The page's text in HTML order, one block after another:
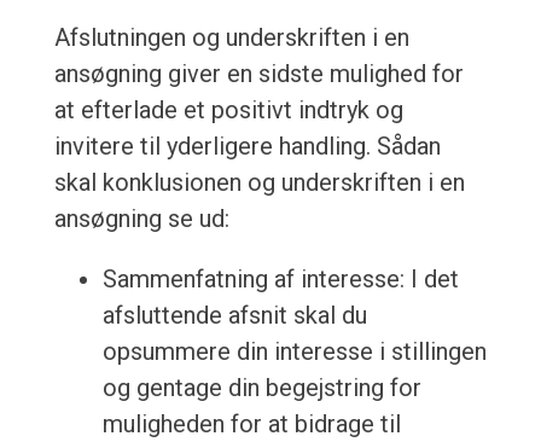
Afslutningen og underskriften i en
ansøgning giver en sidste mulighed for
at efterlade et positivt indtryk og
invitere til yderligere handling. Sådan
skal konklusionen og underskriften i en
ansøgning se ud:
Sammenfatning af interesse: I det
afsluttende afsnit skal du
opsummere din interesse i stillingen
og gentage din begejstring for
muligheden for at bidrage til